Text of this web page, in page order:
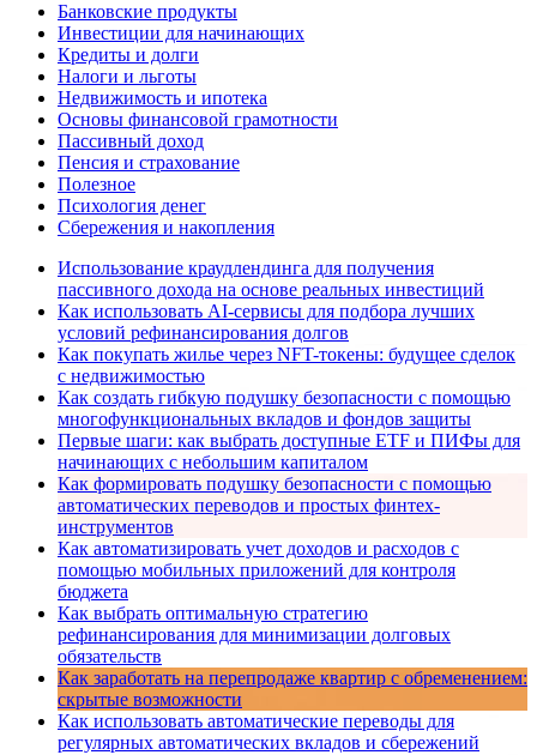
Банковские продукты
Инвестиции для начинающих
Кредиты и долги
Налоги и льготы
Недвижимость и ипотека
Основы финансовой грамотности
Пассивный доход
Пенсия и страхование
Полезное
Психология денег
Сбережения и накопления
Использование краудлендинга для получения
пассивного дохода на основе реальных инвестиций
Как использовать AI-сервисы для подбора лучших
условий рефинансирования долгов
Как покупать жилье через NFT-токены: будущее сделок
с недвижимостью
Как создать гибкую подушку безопасности с помощью
многофункциональных вкладов и фондов защиты
Первые шаги: как выбрать доступные ETF и ПИФы для
начинающих с небольшим капиталом
Как формировать подушку безопасности с помощью
автоматических переводов и простых финтех-
инструментов
Как автоматизировать учет доходов и расходов с
помощью мобильных приложений для контроля
бюджета
Как выбрать оптимальную стратегию
рефинансирования для минимизации долговых
обязательств
Как заработать на перепродаже квартир с обременением:
скрытые возможности
Как использовать автоматические переводы для
регулярных автоматических вкладов и сбережений